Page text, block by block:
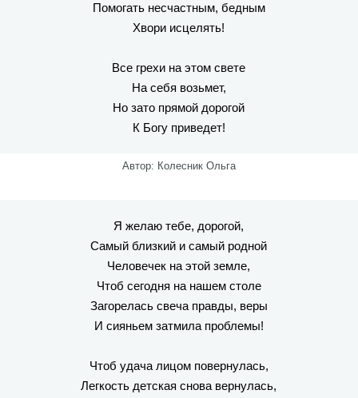
Помогать несчастным, бедным
Хвори исцелять!
Все грехи на этом свете
На себя возьмет,
Но зато прямой дорогой
К Богу приведет!
Автор: Колесник Ольга
Я желаю тебе, дорогой,
Самый близкий и самый родной
Человечек на этой земле,
Чтоб сегодня на нашем столе
Загорелась свеча правды, веры
И сияньем затмила проблемы!
Чтоб удача лицом повернулась,
Легкость детская снова вернулась,